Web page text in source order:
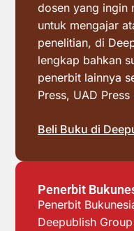
dosen yang ingin
untuk mengajar
penelitian, di
lengkap bahkan
penerbit lainnya
Press, UAD
Beli Buku di
Penerbit
Penerbit
Deepublish